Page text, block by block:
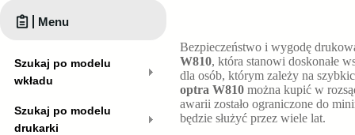
Bezpieczeństwo i wygodę
W810, która stanowi doskonałe
dla osób, którym zależy na
optra W810 można kupić w
awarii zostało ograniczone do
będzie służyć przez wiele lat.
Menu
Szukaj po modelu
wkładu
Szukaj po modelu
drukarki